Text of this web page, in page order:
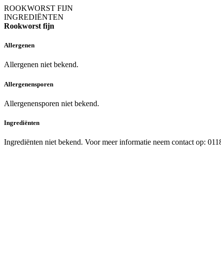
ROOKWORST FIJN
INGREDIËNTEN
Rookworst fijn
Allergenen
Allergenen niet bekend.
Allergenensporen
Allergenensporen niet bekend.
Ingrediënten
Ingrediënten niet bekend. Voor meer informatie neem contact op: